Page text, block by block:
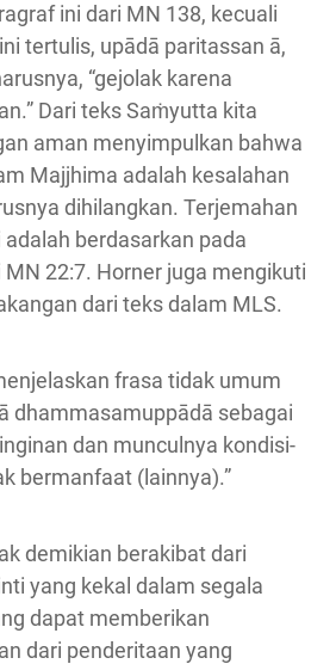
ini dari MN 138, kecuali
tertulis, upādā paritassan ā,
“gejolak karena
Dari teks Saṁyutta kita
aman menyimpulkan bahwa
Majjhima adalah kesalahan
dihilangkan. Terjemahan
adalah berdasarkan pada
22:7. Horner juga mengikuti
dari teks dalam MLS.
frasa tidak umum
dhammasamuppādā sebagai
dan munculnya kondisi-
bermanfaat (lainnya).”
demikian berakibat dari
yang kekal dalam segala
dapat memberikan
dari penderitaan yang